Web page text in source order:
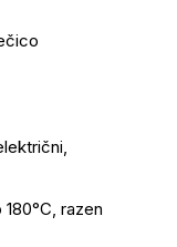
180°C, razen